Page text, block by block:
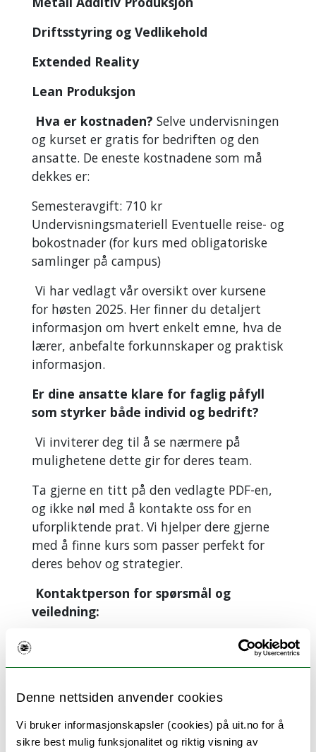
Denne nettsiden anvender cookies
Vi bruker informasjonskapsler (cookies) på uit.no for å
sikre best mulig funksjonalitet og riktig visning av
Driftsstyring og Vedlikehold
Extended Reality
Lean Produksjon
Hva er kostnaden? Selve undervisningen
og kurset er gratis for bedriften og den
ansatte. De eneste kostnadene som må
dekkes er:
Semesteravgift: 710 kr
Undervisningsmateriell Eventuelle reise- og
bokostnader (for kurs med obligatoriske
samlinger på campus)
Vi har vedlagt vår oversikt over kursene
for høsten 2025. Her finner du detaljert
informasjon om hvert enkelt emne, hva de
lærer, anbefalte forkunnskaper og praktisk
informasjon.
Er dine ansatte klare for faglig påfyll
som styrker både individ og bedrift?
Vi inviterer deg til å se nærmere på
mulighetene dette gir for deres team.
Ta gjerne en titt på den vedlagte PDF-en,
og ikke nøl med å kontakte oss for en
uforpliktende prat. Vi hjelper dere gjerne
med å finne kurs som passer perfekt for
deres behov og strategier.
Kontaktperson for spørsmål og
veiledning:
Øyvind Søraas, tlf 76966111 / 90107614
Viktig frist for søknad:
Vennligst merk at
disse kursene kan søkes på fra 20. juli til
8. august. Vi anbefaler å starte prosessen
tidlig for å sikre plass.